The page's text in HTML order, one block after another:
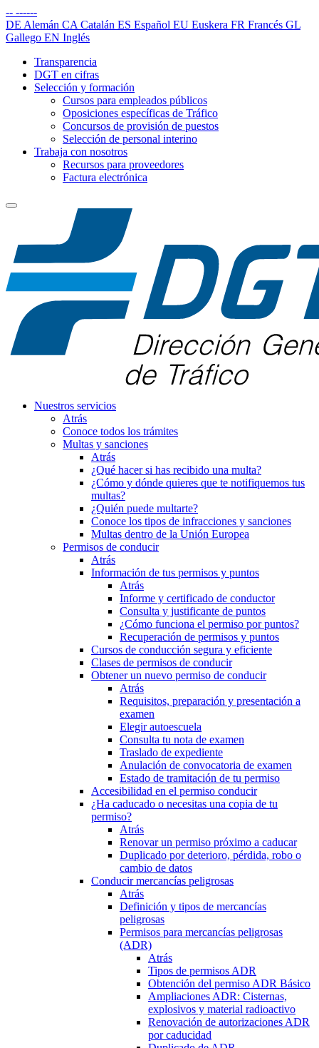
-- ------
DE Alemán CA Catalán ES Español EU Euskera FR Francés GL
Gallego EN Inglés
Transparencia
DGT en cifras
Selección y formación
Cursos para empleados públicos
Oposiciones específicas de Tráfico
Concursos de provisión de puestos
Selección de personal interino
Trabaja con nosotros
Recursos para proveedores
Factura electrónica
Nuestros servicios
Atrás
Conoce todos los trámites
Multas y sanciones
Atrás
¿Qué hacer si has recibido una multa?
¿Cómo y dónde quieres que te notifiquemos tus
multas?
¿Quién puede multarte?
Conoce los tipos de infracciones y sanciones
Multas dentro de la Unión Europea
Permisos de conducir
Atrás
Información de tus permisos y puntos
Atrás
Informe y certificado de conductor
Consulta y justificante de puntos
¿Cómo funciona el permiso por puntos?
Recuperación de permisos y puntos
Cursos de conducción segura y eficiente
Clases de permisos de conducir
Obtener un nuevo permiso de conducir
Atrás
Requisitos, preparación y presentación a
examen
Elegir autoescuela
Consulta tu nota de examen
Traslado de expediente
Anulación de convocatoria de examen
Estado de tramitación de tu permiso
Accesibilidad en el permiso conducir
¿Ha caducado o necesitas una copia de tu
permiso?
Atrás
Renovar un permiso próximo a caducar
Duplicado por deterioro, pérdida, robo o
cambio de datos
Conducir mercancías peligrosas
Atrás
Definición y tipos de mercancías
peligrosas
Permisos para mercancías peligrosas
(ADR)
Atrás
Tipos de permisos ADR
Obtención del permiso ADR Básico
Ampliaciones ADR: Cisternas,
explosivos y material radioactivo
Renovación de autorizaciones ADR
por caducidad